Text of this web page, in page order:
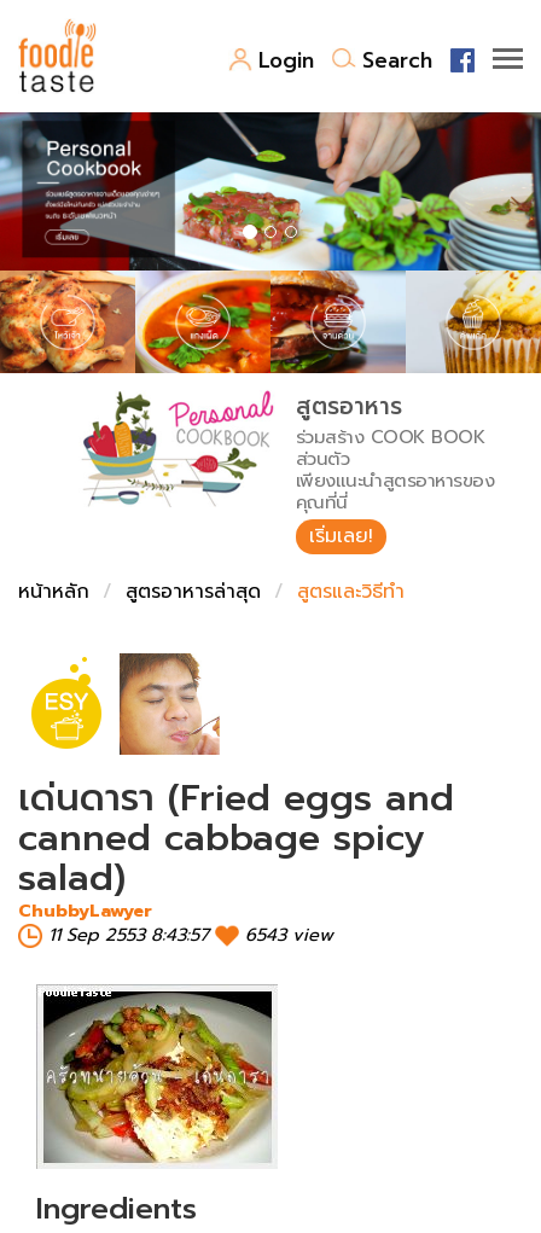
Login Search
สูตรอาหาร
สูตรอาหารล่าสุด
Top Foodie
พาไปชิม
สารพันก้นครัว
เคล็ดลับน่ารู้
เปรียบเทียบหน่วยการตวง
เปรียบเทียบอุณหภูมิ
เปรียบเทียบน้ำหนักวัตถุดิบ
FoodPedia
สร้าง Cookbook
สูตรอาหาร
ร่วมสร้าง COOK BOOK
ส่วนตัว
เพียงแนะนำสูตรอาหารของ
คุณที่นี่
เริ่มเลย!
หน้าหลัก
สูตรอาหารล่าสุด สูตรและวิธีทำ
เด่นดารา (Fried eggs and
canned cabbage spicy
salad)
ChubbyLawyer
11 Sep 2553 8:43:57
6543 view
Ingredients